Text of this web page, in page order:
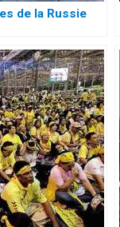
de la Russie